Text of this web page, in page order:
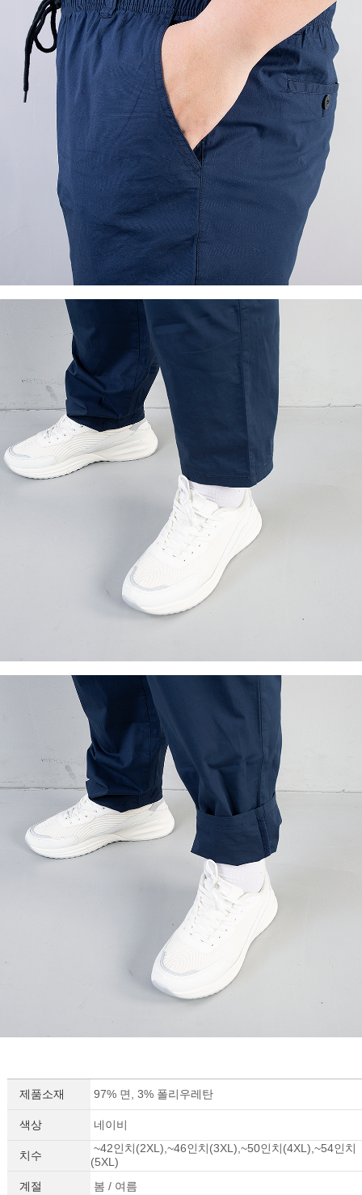
제품소재 97% 면, 3% 폴리우레탄
색상 네이비
치수
~42인치(2XL),~46인치(3XL),~50인치(4XL),~54인치
(5XL)
계절
봄 / 여름